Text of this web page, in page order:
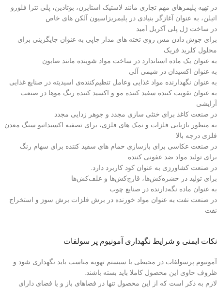
در تهیه پلیمرهای مهم تجاری مانند لاستیک استایرن، بوتادین، پلی تترا فلورو
اتیلن، به عنوان آغازگر بنیادی در پلیمریزاسیون آلکن های خاص
در ساخت ژل پلی آکریل آمید
برای جوش دادن مس روی تخته های مدار چاپی به عنوان جایگزینی برای
محلول کلرید فریک
به عنوان یک ماده استاندارد در ساخت مواد شوینده مانند صابون
به عنوان اکسیدان در شیمی آلی
به عنوان نگهدارنده مواد غذایی وعامل تنظیم‌کننده‌ی اسیدیته در صنایع غذایی
به عنوان تقویت کننده سفید کننده مو و اکسید کننده رنگ موها در صنعت
آرایشی
در صنعت کاغذ برای خنثی سازی مجدد و جوهر زدایی مجدد
به منظور بازیابی فلزات و نمک های فلزی، برای تصفیه اکسیداتیو سنگ معدن
فلزی درجه بالا
در صنعت عکاسی برای بازسازی حمام های سفید کننده برای سهام رنگ
برای تولید مواد ضد عفونی کننده
در صنعت کشاورزی به عنوان کود کاربرد دارد.
برای تولید در حشره‌کش‌ها، قارچ‌کش‌ها و علف‌کش‌ها
به‌ عنوان ماده نگه‌دارنده‌ در صنایع چوب
در صنعت نفت به عنوان مواد خورنده در برش فلزات برش سوز و استخراج
نفت
نکات ایمنی و شرایط نگهداری آمونیوم پر سولفات
آمونیوم پرسولفات در محیطی با سیستم تهویه مناسب باید نگهداری شود و
ظروف حاوی این محصول کاملا باید بسته باشند.
لازم به ذکر است که از این محصول تنها در فضاهای باز و یا فضای دارای